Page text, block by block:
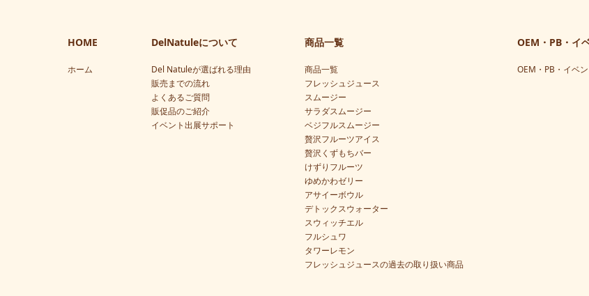
HOME
ホーム
DelNatuleについて
Del Natuleが選ばれる理由
販売までの流れ
よくあるご質問
販促品のご紹介
イベント出展サポート
商品一覧
商品一覧
フレッシュジュース
スムージー
サラダスムージー
ベジフルスムージー
贅沢フルーツアイス
贅沢くずもちバー
けずりフルーツ
ゆめかわゼリー
アサイーボウル
デトックスウォーター
スウィッチエル
フルシュワ
タワーレモン
フレッシュジュースの過去の取り扱い商品
OEM・PB・イ
OEM・PB・イベン